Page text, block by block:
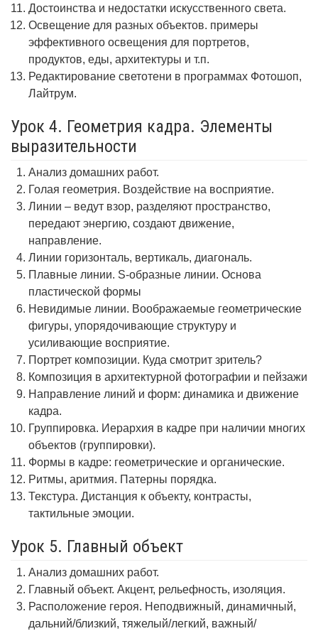
Достоинства и недостатки искусственного света.
Освещение для разных объектов. примеры
эффективного освещения для портретов,
продуктов, еды, архитектуры и т.п.
Редактирование светотени в программах Фотошоп,
Лайтрум.
Урок 4. Геометрия кадра. Элементы
выразительности
Анализ домашних работ.
Голая геометрия. Воздействие на восприятие.
Линии – ведут взор, разделяют пространство,
передают энергию, создают движение,
направление.
Линии горизонталь, вертикаль, диагональ.
Плавные линии. S-образные линии. Основа
пластической формы
Невидимые линии. Воображаемые геометрические
фигуры, упорядочивающие структуру и
усиливающие восприятие.
Портрет композиции. Куда смотрит зритель?
Композиция в архитектурной фотографии и пейзажи
Направление линий и форм: динамика и движение
кадра.
Группировка. Иерархия в кадре при наличии многих
объектов (группировки).
Формы в кадре: геометрические и органические.
Ритмы, аритмия. Патерны порядка.
Текстура. Дистанция к объекту, контрасты,
тактильные эмоции.
Урок 5. Главный объект
Анализ домашних работ.
Главный объект. Акцент, рельефность, изоляция.
Расположение героя. Неподвижный, динамичный,
дальний/близкий, тяжелый/легкий, важный/